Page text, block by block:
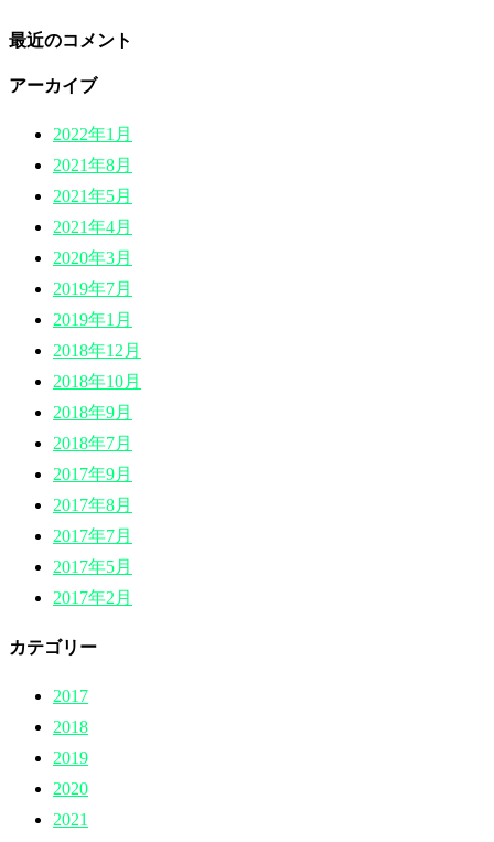
最近のコメント
アーカイブ
2022年1月
2021年8月
2021年5月
2021年4月
2020年3月
2019年7月
2019年1月
2018年12月
2018年10月
2018年9月
2018年7月
2017年9月
2017年8月
2017年7月
2017年5月
2017年2月
カテゴリー
2017
2018
2019
2020
2021